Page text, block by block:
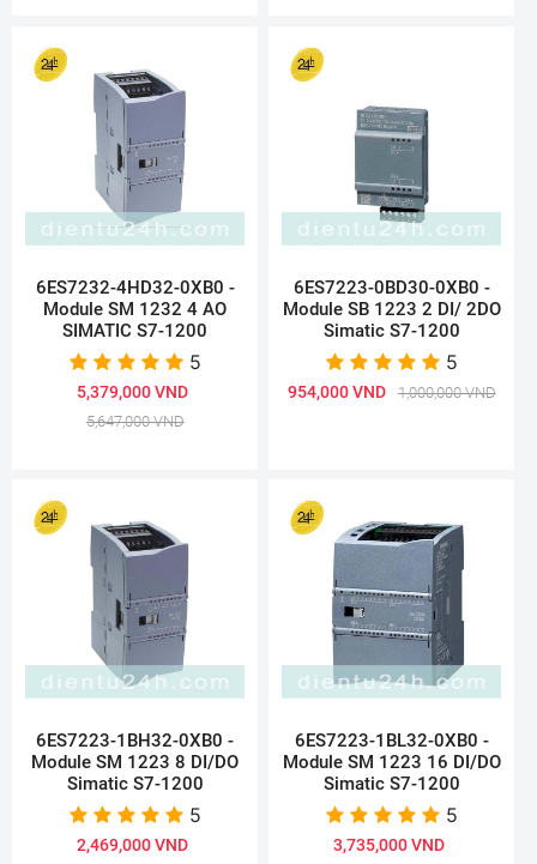
6ES7232-4HD32-0XB0 -
Module SM 1232 4 AO
SIMATIC S7-1200
5
5,379,000 VND
5,647,000 VND
6ES7223-0BD30-0XB0 -
Module SB 1223 2 DI/ 2DO
Simatic S7-1200
5
954,000 VND 1,000,000 VND
6ES7223-1BH32-0XB0 -
Module SM 1223 8 DI/DO
Simatic S7-1200
5
2,469,000 VND
6ES7223-1BL32-0XB0 -
Module SM 1223 16 DI/DO
Simatic S7-1200
5
3,735,000 VND